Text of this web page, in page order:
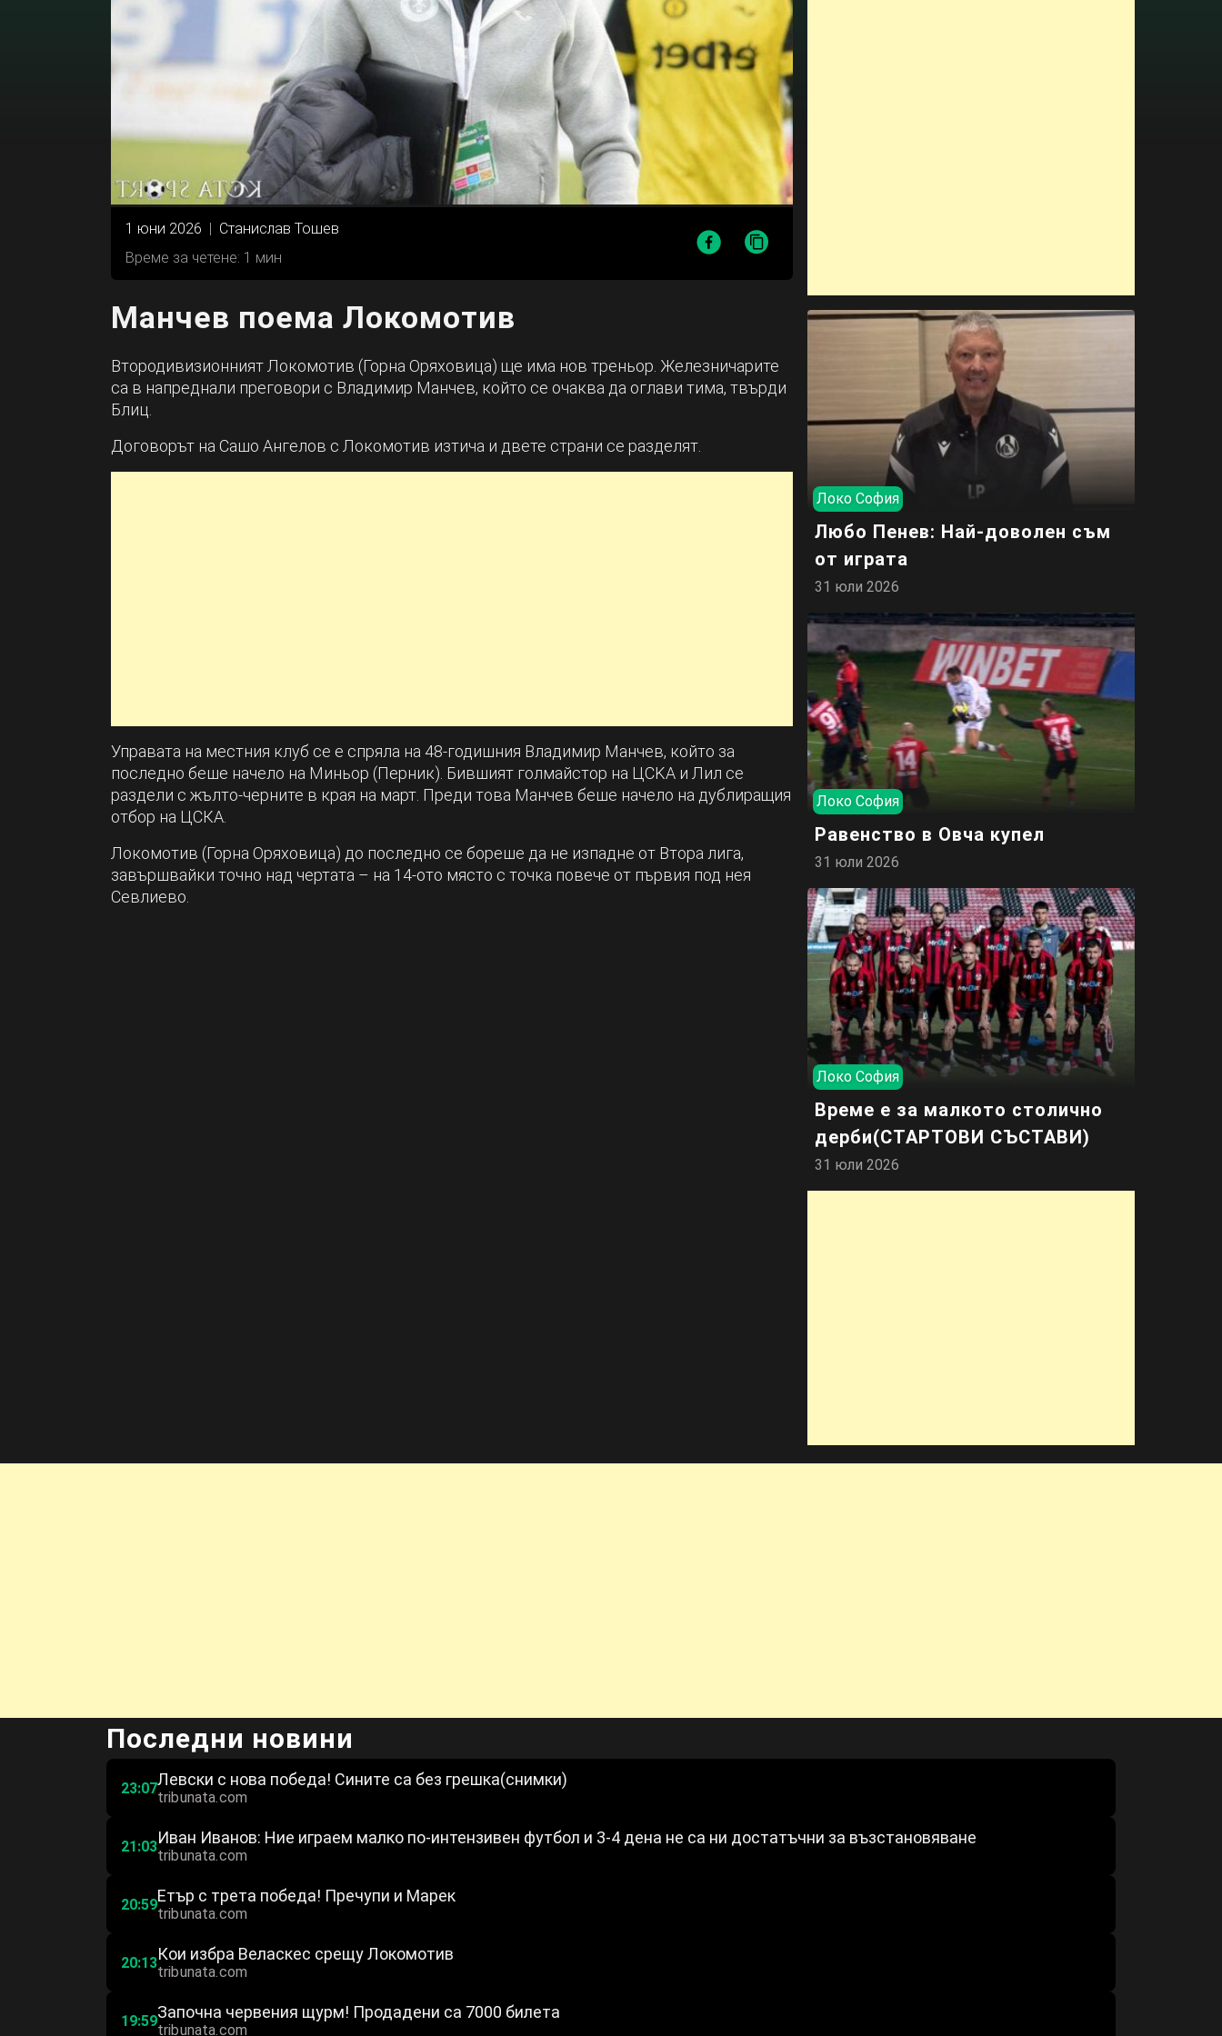
1 юни 2026 | Станислав Тошев
Време за четене: 1 мин
Манчев поема Локомотив
Втородивизионният Локомотив (Горна Оряховица) ще има нов треньор. Железничарите
са в напреднали преговори с Владимир Манчев, който се очаква да оглави тима, твърди
Блиц.
Договорът на Сашо Ангелов с Локомотив изтича и двете страни се разделят.
Управата на местния клуб се е спряла на 48-годишния Владимир Манчев, който за
последно беше начело на Миньор (Перник). Бившият голмайстор на ЦСKA и Лил се
раздели с жълто-черните в края на март. Преди това Манчев беше начело на дублиращия
отбор на ЦСКА.
Локомотив (Горна Оряховица) до последно се бореше да не изпадне от Втора лига,
завършвайки точно над чертата – на 14-ото място с точка повече от първия под нея
Севлиево.
Локо София
Любо Пенев: Най-доволен съм
от играта
31 юли 2026
Локо София
Равенство в Овча купел
31 юли 2026
Локо София
Време е за малкото столично
дерби(СТАРТОВИ СЪСТАВИ)
31 юли 2026
Последни новини
23:07Левски с нова победа! Сините са без грешка(снимки)
tribunata.com
21:03Иван Иванов: Ние играем малко по-интензивен футбол и 3-4 дена не са ни достатъчни за възстановяване
tribunata.com
20:59Етър с трета победа! Пречупи и Марек
tribunata.com
20:13Кои избра Веласкес срещу Локомотив
tribunata.com
19:59Започна червения щурм! Продадени са 7000 билета
tribunata.com